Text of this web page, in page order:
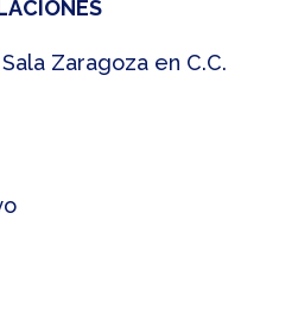
Zaragoza en C.C.